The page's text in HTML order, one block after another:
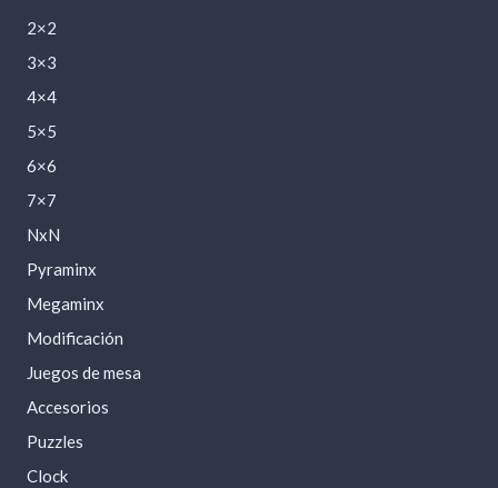
2×2
3×3
4×4
5×5
6×6
7×7
NxN
Pyraminx
Megaminx
Modificación
Juegos de mesa
Accesorios
Puzzles
Clock